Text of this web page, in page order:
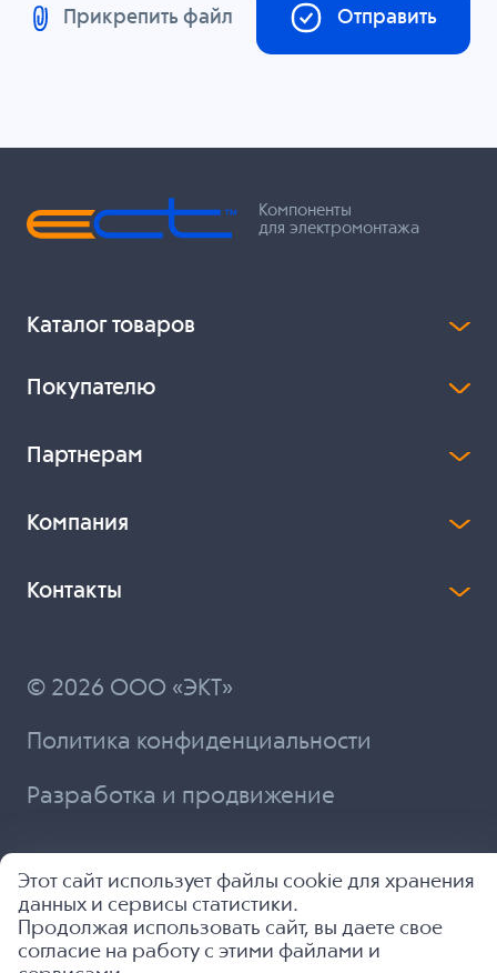
Прикрепить файл Отправить
Компоненты
для электромонтажа
Каталог товаров
Покупателю
Партнерам
Компания
Контакты
© 2026 ООО «ЭКТ»
Политика конфиденциальности
Разработка и продвижение
Этот сайт использует файлы cookie для хранения
данных и сервисы статистики.
Продолжая использовать сайт, вы даете свое
согласие на работу с этими файлами и